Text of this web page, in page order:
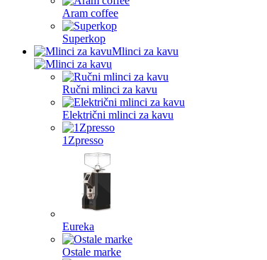
Aram coffee
Superkop
Mlinci za kavu
Ručni mlinci za kavu
Električni mlinci za kavu
1Zpresso
Eureka
Ostale marke